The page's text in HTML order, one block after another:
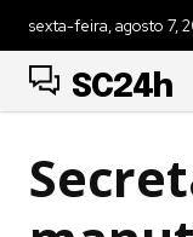
sexta-feira, agosto 7,
SC24h